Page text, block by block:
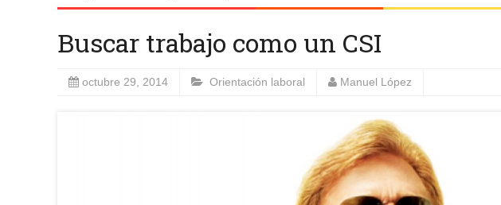
Buscar trabajo como un CSI
octubre 29, 2014 Orientación laboral Manuel López